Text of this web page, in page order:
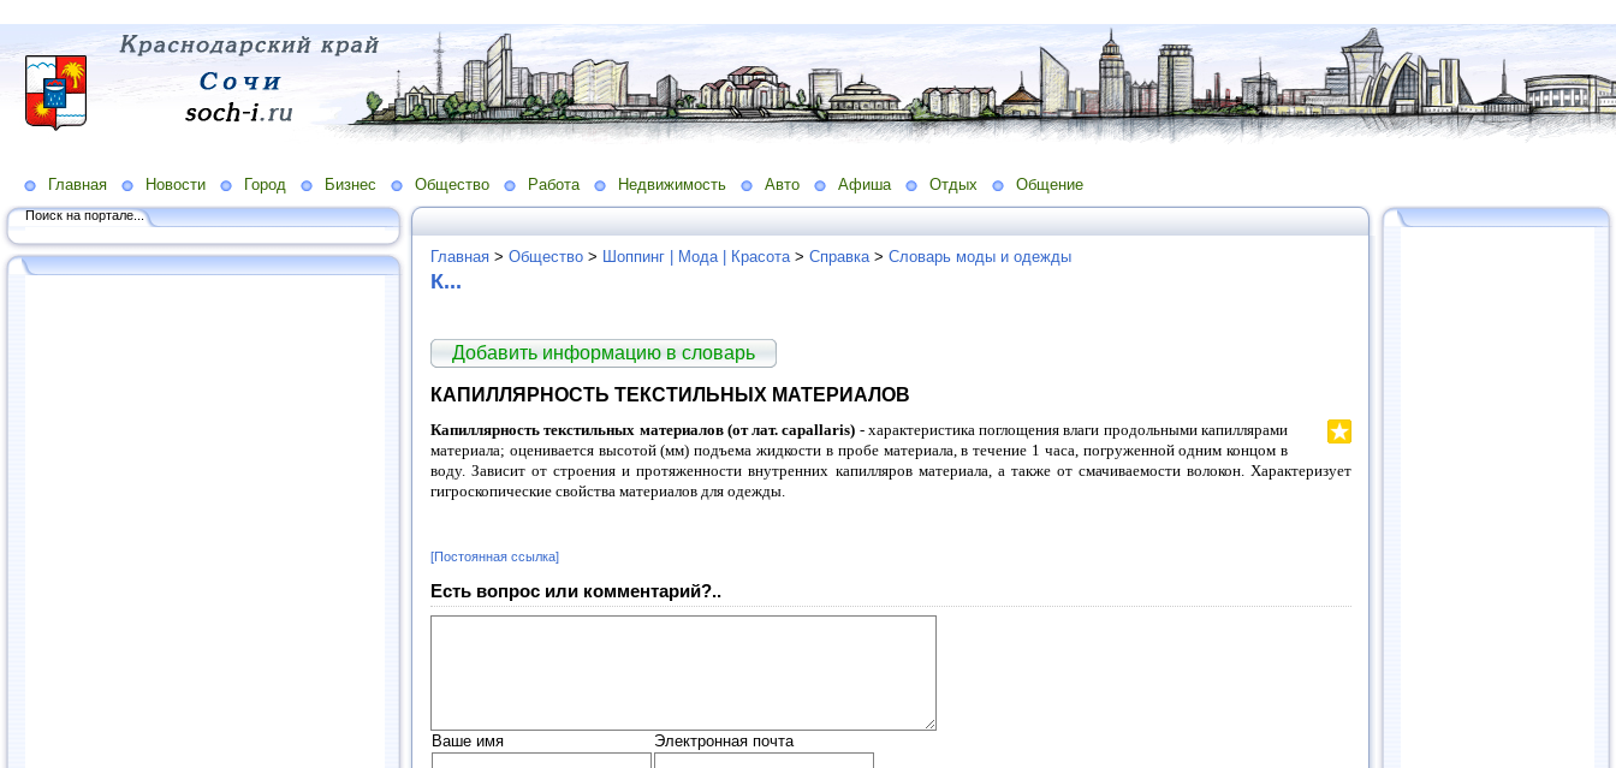
Главная Новости Город Бизнес Общество Работа Недвижимость Авто Афиша Отдых Общение
Поиск на портале...
Главная > Общество > Шоппинг | Мода | Красота > Справка > Словарь моды и одежды
К...
Добавить информацию в словарь
КАПИЛЛЯРНОСТЬ ТЕКСТИЛЬНЫХ МАТЕРИАЛОВ
Капиллярность текстильных материалов (от лат. capallaris) - характеристика поглощения влаги продольными капиллярами
материала; оценивается высотой (мм) подъема жидкости в пробе материала, в течение 1 часа, погруженной одним концом в
воду. Зависит от строения и протяженности внутренних капилляров материала, а также от смачиваемости волокон. Характеризует
гигроскопические свойства материалов для одежды.
[Постоянная ссылка]
Есть вопрос или комментарий?..
Ваше имя Электронная почта